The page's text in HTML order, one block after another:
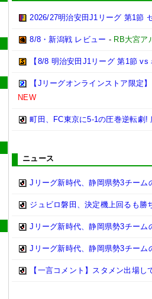
2026/27明治安田J1リーグ 第1節
8/8・新潟戦 レビュー - RB大宮ア
【8/8 明治安田J1リーグ 第1節
【Jリーグオンラインストア限定
NEW
町田、FC東京に5-1の圧巻逆転劇!
ニュース
Jリーグ新時代、静岡県勢3チー
ジュビロ磐田、決定機上回るも勝
Jリーグ新時代、静岡県勢3チー
Jリーグ新時代、静岡県勢3チー
【一言コメント】スタメン出場